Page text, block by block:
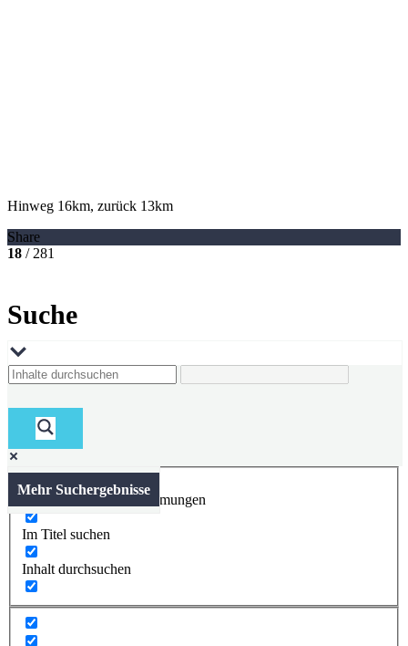
Hinweg 16km, zurück 13km
Share
18 / 281
Suche
Mehr Suchergebnisse
Nur exakte Übereinstimmungen
Im Titel suchen
Inhalt durchsuchen